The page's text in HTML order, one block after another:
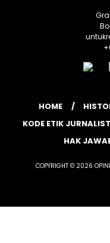
HOME
KODE ETIK
HAK
COPYRIGHT © 2026